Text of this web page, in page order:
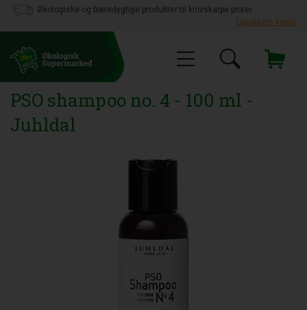
Økologiske og bæredygtige produkter til knivskarpe priser
Loyalitets konto
PSO shampoo no. 4 - 100 ml -
Juhldal